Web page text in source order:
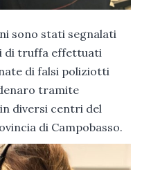
sono stati segnalati
di truffa effettuati
di falsi poliziotti
tramite
diversi centri del
di Campobasso.